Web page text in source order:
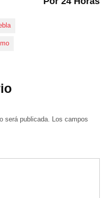
será publicada. Los campos